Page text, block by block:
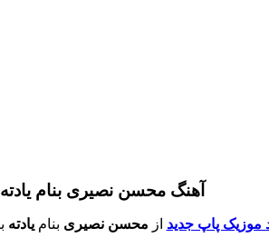
آهنگ محسن نصیری بنام یادته
موزیک پاپ جدید از محسن نصیری بنامیادته